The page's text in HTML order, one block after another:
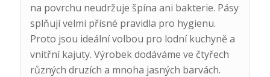
na povrchu neudržuje špína ani bakterie. Pásy
splňují velmi přísné pravidla pro hygienu.
Proto jsou ideální volbou pro lodní kuchyně a
vnitřní kajuty. Výrobek dodáváme ve čtyřech
různých druzích a mnoha jasných barvách.